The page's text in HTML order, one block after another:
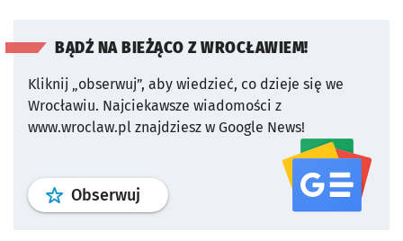
BĄDŹ NA BIEŻĄCO Z WROCŁAWIEM!
Kliknij „obserwuj”, aby wiedzieć, co dzieje się we
Wrocławiu. Najciekawsze wiadomości z
www.wroclaw.pl znajdziesz w Google News!
Obserwuj profil serwisu